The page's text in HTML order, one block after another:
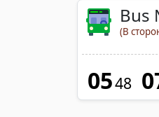
Bus
(В
0548